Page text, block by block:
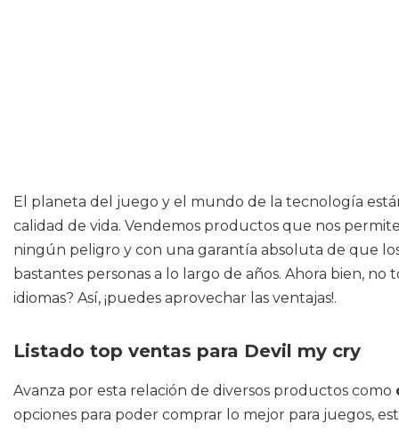
El planeta del juego y el mundo de la tecnología
calidad de vida. Vendemos productos que nos
ningún peligro y con una garantía absoluta de que
bastantes personas a lo largo de años. Ahora bien,
idiomas? Así, ¡puedes aprovechar las ventajas!.
Listado top ventas para Devil my cry
Avanza por esta relación de diversos productos como
opciones para poder comprar lo mejor para juegos,